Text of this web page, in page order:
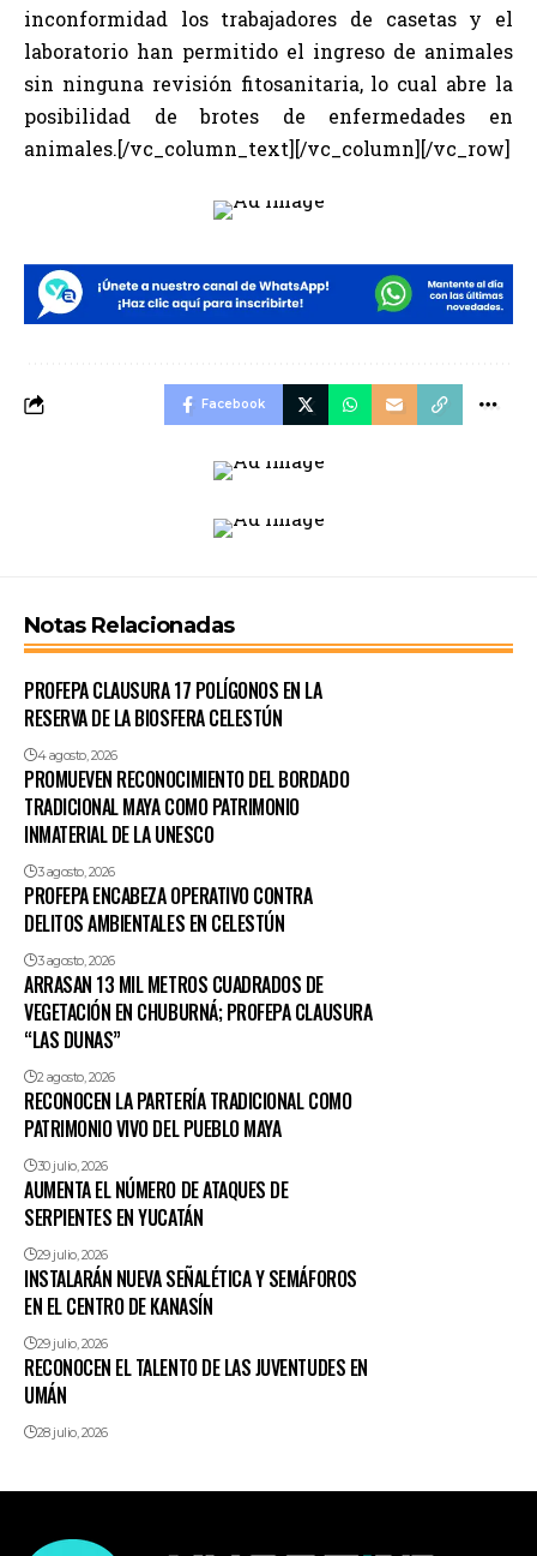
inconformidad los trabajadores de casetas y el
laboratorio han permitido el ingreso de animales
sin ninguna revisión fitosanitaria, lo cual abre la
posibilidad de brotes de enfermedades en
animales.[/vc_column_text][/vc_column][/vc_row]
Facebook
Notas Relacionadas
PROFEPA CLAUSURA 17 POLÍGONOS EN LA
RESERVA DE LA BIOSFERA CELESTÚN
4 agosto, 2026
PROMUEVEN RECONOCIMIENTO DEL BORDADO
TRADICIONAL MAYA COMO PATRIMONIO
INMATERIAL DE LA UNESCO
3 agosto, 2026
PROFEPA ENCABEZA OPERATIVO CONTRA
DELITOS AMBIENTALES EN CELESTÚN
3 agosto, 2026
ARRASAN 13 MIL METROS CUADRADOS DE
VEGETACIÓN EN CHUBURNÁ; PROFEPA CLAUSURA
“LAS DUNAS”
2 agosto, 2026
RECONOCEN LA PARTERÍA TRADICIONAL COMO
PATRIMONIO VIVO DEL PUEBLO MAYA
30 julio, 2026
AUMENTA EL NÚMERO DE ATAQUES DE
SERPIENTES EN YUCATÁN
29 julio, 2026
INSTALARÁN NUEVA SEÑALÉTICA Y SEMÁFOROS
EN EL CENTRO DE KANASÍN
29 julio, 2026
RECONOCEN EL TALENTO DE LAS JUVENTUDES EN
UMÁN
28 julio, 2026